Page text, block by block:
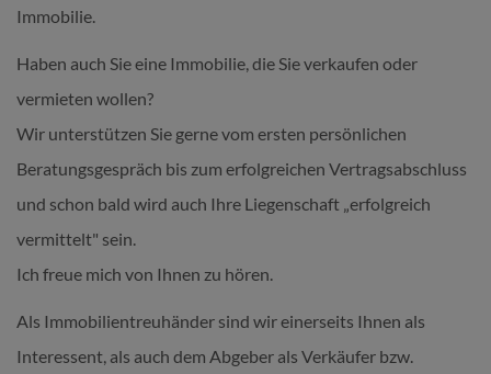
Immobilie.
Haben auch Sie eine Immobilie, die Sie verkaufen oder
vermieten wollen?
Wir unterstützen Sie gerne vom ersten persönlichen
Beratungsgespräch bis zum erfolgreichen Vertragsabschluss
und schon bald wird auch Ihre Liegenschaft „erfolgreich
vermittelt" sein.
Ich freue mich von Ihnen zu hören.
Als Immobilientreuhänder sind wir einerseits Ihnen als
Interessent, als auch dem Abgeber als Verkäufer bzw.